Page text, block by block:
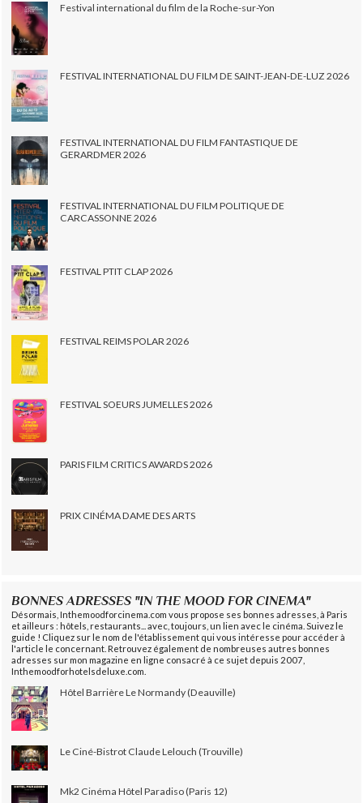
Festival international du film de la Roche-sur-Yon
FESTIVAL INTERNATIONAL DU FILM DE SAINT-JEAN-DE-LUZ 2026
FESTIVAL INTERNATIONAL DU FILM FANTASTIQUE DE
GERARDMER 2026
FESTIVAL INTERNATIONAL DU FILM POLITIQUE DE
CARCASSONNE 2026
FESTIVAL PTIT CLAP 2026
FESTIVAL REIMS POLAR 2026
FESTIVAL SOEURS JUMELLES 2026
PARIS FILM CRITICS AWARDS 2026
PRIX CINÉMA DAME DES ARTS
BONNES ADRESSES "IN THE MOOD FOR CINEMA"
Désormais, Inthemoodforcinema.com vous propose ses bonnes adresses, à Paris
et ailleurs : hôtels, restaurants... avec, toujours, un lien avec le cinéma. Suivez le
guide ! Cliquez sur le nom de l'établissement qui vous intéresse pour accéder à
l'article le concernant. Retrouvez également de nombreuses autres bonnes
adresses sur mon magazine en ligne consacré à ce sujet depuis 2007,
Inthemoodforhotelsdeluxe.com.
Hôtel Barrière Le Normandy (Deauville)
Le Ciné-Bistrot Claude Lelouch (Trouville)
Mk2 Cinéma Hôtel Paradiso (Paris 12)